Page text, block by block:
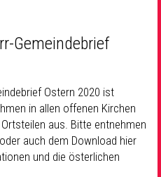
Gemeindebrief
Ostern 2020 ist
in allen offenen Kirchen
aus. Bitte entnehmen
auch dem Download hier
und die österlichen